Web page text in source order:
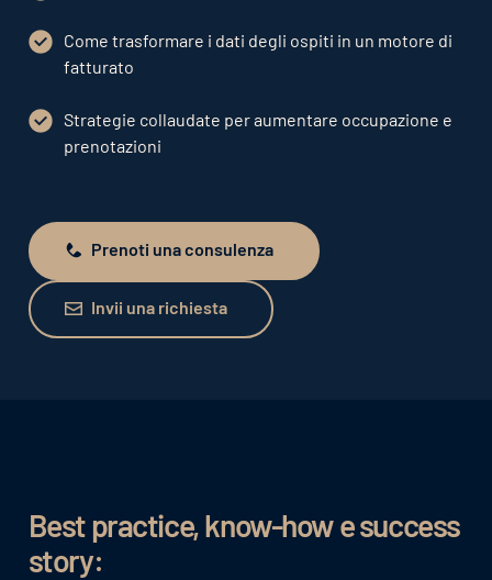
Come trasformare i dati degli ospiti in un motore di
fatturato
Strategie collaudate per aumentare occupazione e
prenotazioni
Prenoti una consulenza
Prenoti una consulenza
Invii una richiesta
Invii una richiesta
Best practice, know-how e success
story: